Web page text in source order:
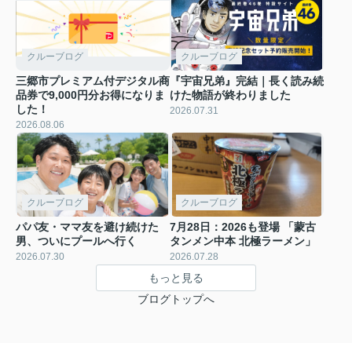
クルーブログ
三郷市プレミアム付デジタル商
品券で9,000円分お得になりま
した！
2026.08.06
クルーブログ
『宇宙兄弟』完結｜長く読み続
けた物語が終わりました
2026.07.31
クルーブログ
パパ友・ママ友を避け続けた
男、ついにプールへ行く
2026.07.30
クルーブログ
7月28日：2026も登場 「蒙古
タンメン中本 北極ラーメン」
2026.07.28
もっと見る
ブログトップへ